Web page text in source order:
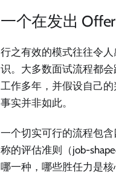
一个在发出
行之有效的模式往往令
识。大多数面试流程都
工作多年，并假设自己
事实并非如此。
一个切实可行的流程包
称的评估准则（job-
哪一种，哪些胜任力是